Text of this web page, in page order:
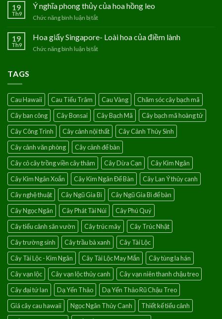
hoa
Thủy
phúc
với
19
Th9
Ý nghĩa phong thủy của hoa hồng leo
Chức năng bình luận bị tắt
nghĩa
19
Th9
Hoa giấy Singapore- Loài hoa của điềm lành
Chức năng bình luận bị tắt
của
điềm
lành
TAGS
Cau Hawaii Cau Tiểu Trâm Cau Vàng
Chăm sóc cây bạch mã
Cây ban công
Cây Bonsai Cây Bạch Mã
Cây bạch mã hoàng tử
Cây Công Trình
Cây cảnh nội thất
Cây Cảnh Thủy Sinh
Cây cảnh văn phòng
Cây cảnh để bàn
Cây cỏ cây trồng viền cây thảm
Cây Dừa Cạn
Cây Kim Ngân
Cây Kim Ngân Xoắn
Cây Kim Ngân Để Bàn
Cây Lan Ý thủy canh
Cây nghệ thuật
Cây Ngũ Gia Bì
Cây Ngũ Gia Bì để bàn
Cây Ngọc Ngân
Cây Phát Tài Núi
Cây Phú Quý
Cây tiểu cảnh sân vườn
Cây trúc mây
Cây Trúc Nhật
Cây trường sinh
Cây trầu bà xanh
Cây Tài Lộc
Cây Tài Lộc - Kim Ngân
Cây Tài Lộc May Mắn
Cây tùng la hán
Cây vạn lộc
Cây vạn lộc thủy canh
Cây vạn niên thanh chậu treo
Cây đại tứ lan
Dạ Yến Thảo
Dạ Yến Thảo Rũ Chậu Treo
Giá cây cau hawaii
Ngọc Ngân Thủy Canh
Thiết kế tiểu cảnh